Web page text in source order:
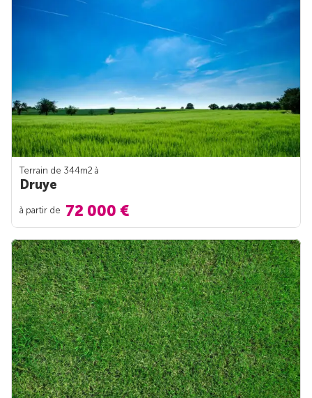
Terrain de 344m2 à
Druye
à partir de 72 000 €